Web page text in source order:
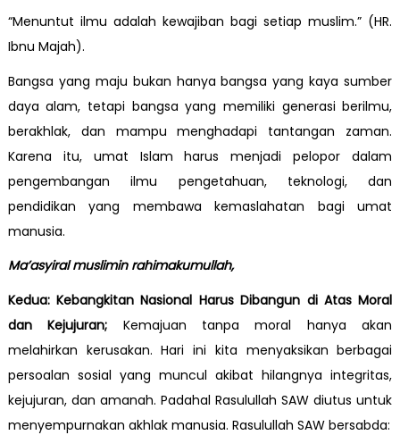
“Menuntut ilmu adalah kewajiban bagi setiap muslim.” (HR.
Ibnu Majah).
Bangsa yang maju bukan hanya bangsa yang kaya sumber
daya alam, tetapi bangsa yang memiliki generasi berilmu,
berakhlak, dan mampu menghadapi tantangan zaman.
Karena itu, umat Islam harus menjadi pelopor dalam
pengembangan ilmu pengetahuan, teknologi, dan
pendidikan yang membawa kemaslahatan bagi umat
manusia.
Ma’asyiral muslimin rahimakumullah,
Kedua: Kebangkitan Nasional Harus Dibangun di Atas Moral
dan Kejujuran; Kemajuan tanpa moral hanya akan
melahirkan kerusakan. Hari ini kita menyaksikan berbagai
persoalan sosial yang muncul akibat hilangnya integritas,
kejujuran, dan amanah. Padahal Rasulullah SAW diutus untuk
menyempurnakan akhlak manusia. Rasulullah SAW bersabda: